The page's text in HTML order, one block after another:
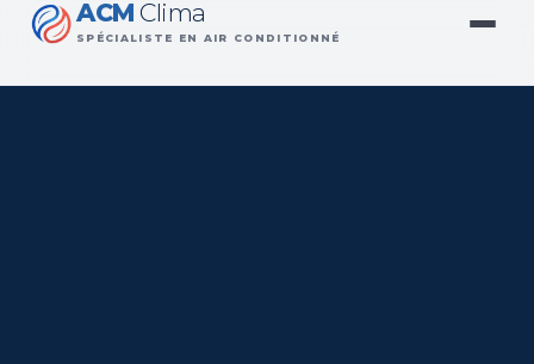
ACM Clima
SPÉCIALISTE EN AIR CONDITIONNÉ